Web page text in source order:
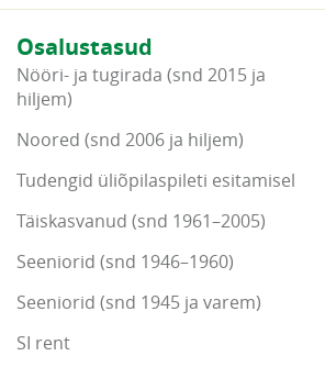
Osalustasud
Nööri- ja tugirada (snd 2015 ja
hiljem)
Noored (snd 2006 ja hiljem)
Tudengid üliõpilaspileti esitamisel
Täiskasvanud (snd 1961–2005)
Seeniorid (snd 1946–1960)
Seeniorid (snd 1945 ja varem)
SI rent